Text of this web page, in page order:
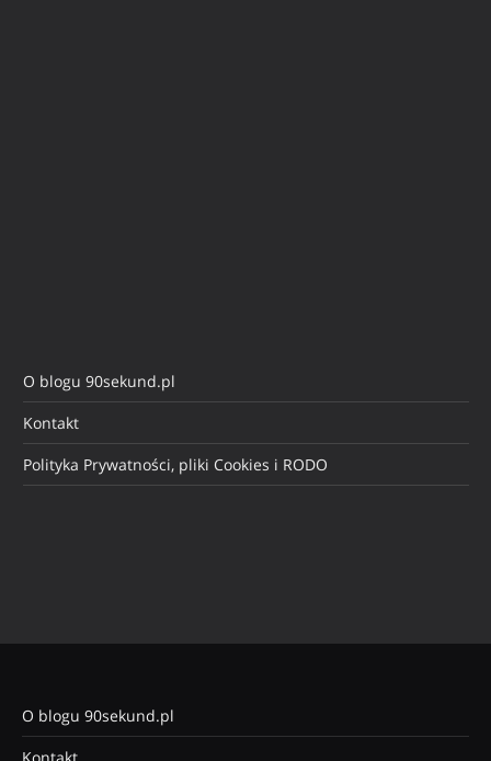
O blogu 90sekund.pl
Kontakt
Polityka Prywatności, pliki Cookies i RODO
O blogu 90sekund.pl